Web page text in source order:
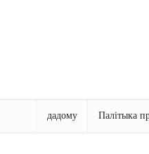
дадому Палітыка